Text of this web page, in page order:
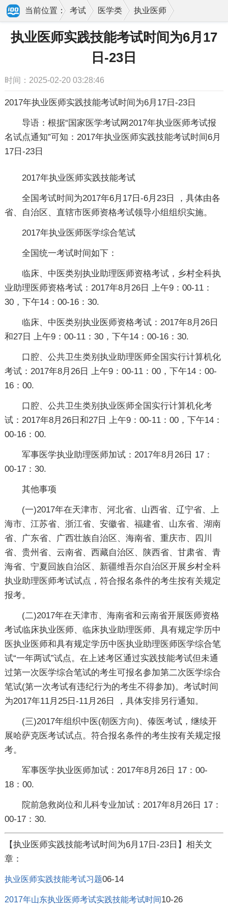
当前位置： 考试 医学类 执业医师
报名
执业医师实践技能考试时间为6月17日-23日
执业医师实践技能考试时间为6月17
日-23日
时间：2025-02-20 03:28:46
2017年执业医师实践技能考试时间为6月17日-23日
导语：根据“国家医学考试网2017年执业医师考试报
名试点通知”可知：2017年执业医师实践技能考试时间6月
17日-23日
2017年执业医师实践技能考试
全国考试时间为2017年6月17日-6月23日 ，具体由各
省、自治区、直辖市医师资格考试领导小组组织实施。
2017年执业医师医学综合笔试
全国统一考试时间如下：
临床、中医类别执业助理医师资格考试，乡村全科执
业助理医师资格考试：2017年8月26日 上午9：00-11：
30，下午14：00-16：30.
临床、中医类别执业医师资格考试：2017年8月26日
和27日 上午9：00-11：30，下午14：00-16：30.
口腔、公共卫生类别执业助理医师全国实行计算机化
考试：2017年8月26日 上午9：00-11：00，下午14：00-
16：00.
口腔、公共卫生类别执业医师全国实行计算机化考
试：2017年8月26日和27日 上午9：00-11：00，下午14：
00-16：00.
军事医学执业助理医师加试：2017年8月26日 17：
00-17：30.
其他事项
(一)2017年在天津市、河北省、山西省、辽宁省、上
海市、江苏省、浙江省、安徽省、福建省、山东省、湖南
省、广东省、广西壮族自治区、海南省、重庆市、四川
省、贵州省、云南省、西藏自治区、陕西省、甘肃省、青
海省、宁夏回族自治区、新疆维吾尔自治区开展乡村全科
执业助理医师考试试点，符合报名条件的考生按有关规定
报考。
(二)2017年在天津市、海南省和云南省开展医师资格
考试临床执业医师、临床执业助理医师、具有规定学历中
医执业医师和具有规定学历中医执业助理医师医学综合笔
试“一年两试”试点。在上述考区通过实践技能考试但未通
过第一次医学综合笔试的考生可报名参加第二次医学综合
笔试(第一次考试有违纪行为的考生不得参加)。 考试时间
为2017年11月25日-11月26日
，具体安排另行通知。
(三)2017年组织中医(朝医方向)、傣医考试，继续开
展哈萨克医考试试点。符合报名条件的考生按有关规定报
考。
军事医学执业医师加试：2017年8月26日 17：00-
18：00.
院前急救岗位和儿科专业加试：2017年8月26日 17：
00-17：30.
【执业医师实践技能考试时间为6月17日-23日】相关文
章：
执业医师实践技能考试习题06-14
2017年山东执业医师考试实践技能考试时间 10-26